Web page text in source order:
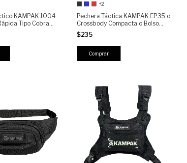
KAMPAK 1004
Tipo Cobra
Reforzado Uso
Outdoor
+2
Pechera Táctica KAMPAK EP35 o
Crossbody Compacta o Bolso
Sling Antirrobo o Resistente
600D o Ideal Para Viaje, Urbano
y EDC
$235
Comprar